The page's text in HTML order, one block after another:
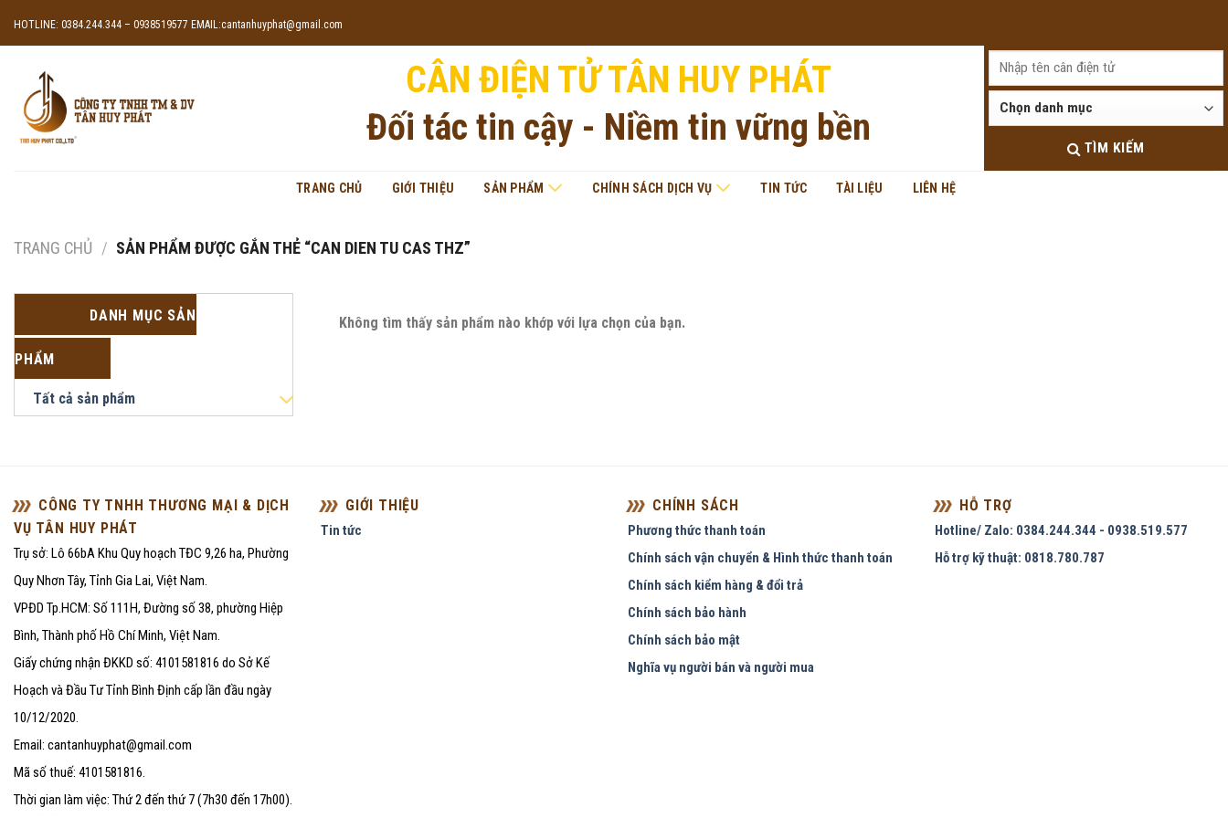
HOTLINE: 0384.244.344 – 0938519577 EMAIL:cantanhuyphat@gmail.com
CÂN ĐIỆN TỬ TÂN HUY PHÁT
Đối tác tin cậy - Niềm tin vững bền
TÌM KIẾM
TRANG CHỦ GIỚI THIỆU SẢN PHẨM CHÍNH SÁCH DỊCH VỤ TIN TỨC TÀI LIỆU LIÊN HỆ
TRANG CHỦ / SẢN PHẨM ĐƯỢC GẮN THẺ “CAN DIEN TU CAS THZ”
DANH MỤC SẢN
PHẨM
Tất cả sản phẩm
Không tìm thấy sản phẩm nào khớp với lựa chọn của bạn.
CÔNG TY TNHH THƯƠNG MẠI & DỊCH
VỤ TÂN HUY PHÁT
Trụ sở: Lô 66bA Khu Quy hoạch TĐC 9,26 ha, Phường
Quy Nhơn Tây, Tỉnh Gia Lai, Việt Nam.
VPĐD Tp.HCM: Số 111H, Đường số 38, phường Hiệp
Bình, Thành phố Hồ Chí Minh, Việt Nam.
Giấy chứng nhận ĐKKD số: 4101581816 do Sở Kế
Hoạch và Đầu Tư Tỉnh Bình Định cấp lần đầu ngày
10/12/2020.
Email: cantanhuyphat@gmail.com
Mã số thuế: 4101581816.
Thời gian làm việc: Thứ 2 đến thứ 7 (7h30 đến 17h00).
GIỚI THIỆU
Tin tức
CHÍNH SÁCH
Phương thức thanh toán
Chính sách vận chuyển & Hình thức thanh toán
Chính sách kiểm hàng & đổi trả
Chính sách bảo hành
Chính sách bảo mật
Nghĩa vụ người bán và người mua
HỖ TRỢ
Hotline/ Zalo: 0384.244.344 - 0938.519.577
Hỗ trợ kỹ thuật: 0818.780.787